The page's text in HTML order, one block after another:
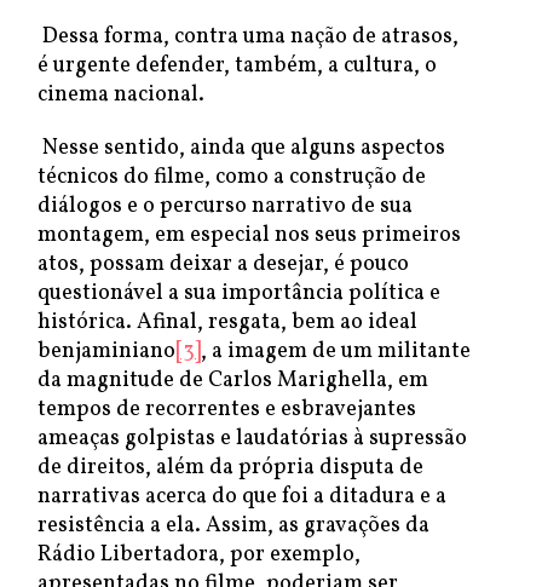
Dessa forma, contra uma nação de atrasos,
é urgente defender, também, a cultura, o
cinema nacional.
Nesse sentido, ainda que alguns aspectos
técnicos do filme, como a construção de
diálogos e o percurso narrativo de sua
montagem, em especial nos seus primeiros
atos, possam deixar a desejar, é pouco
questionável a sua importância política e
histórica. Afinal, resgata, bem ao ideal
benjaminiano[3], a imagem de um militante
da magnitude de Carlos Marighella, em
tempos de recorrentes e esbravejantes
ameaças golpistas e laudatórias à supressão
de direitos, além da própria disputa de
narrativas acerca do que foi a ditadura e a
resistência a ela. Assim, as gravações da
Rádio Libertadora, por exemplo,